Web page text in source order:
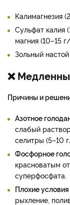
Калимагнезия
Сульфат калия
магния (10–15
Зольный
❌
Причины и
Азотное
слабый
селитры (5–10
Фосфорное
красноватым
суперфосфата.
Плохие условия
рыхление,